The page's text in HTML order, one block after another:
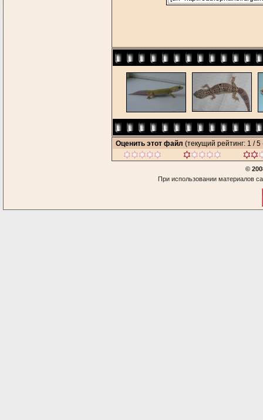
Оценить этот файл (текущий рейтинг: 1 / 5
©
При использовании материалов